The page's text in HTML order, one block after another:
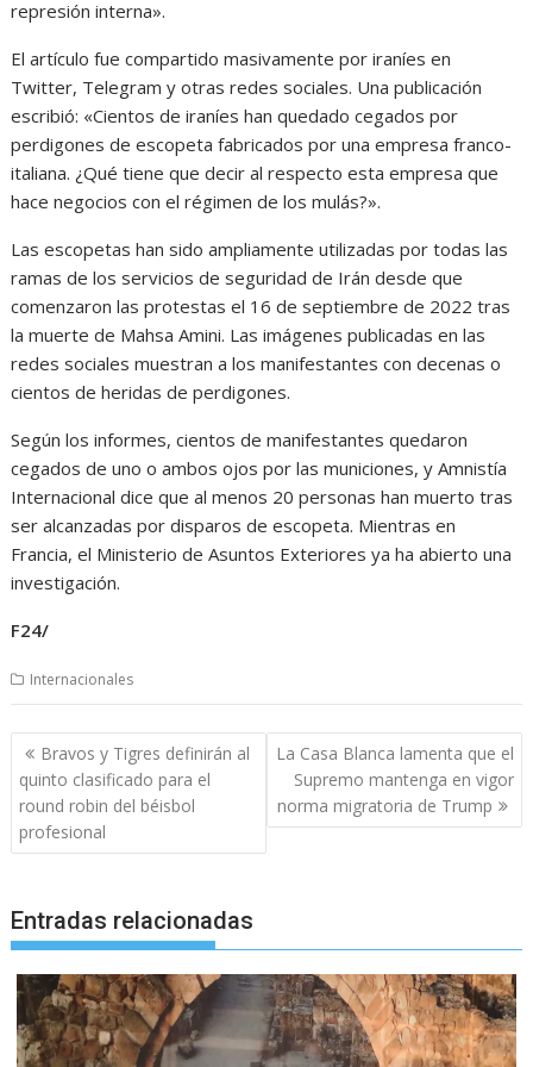
represión interna».
El artículo fue compartido masivamente por iraníes en
Twitter, Telegram y otras redes sociales. Una publicación
escribió: «Cientos de iraníes han quedado cegados por
perdigones de escopeta fabricados por una empresa franco-
italiana. ¿Qué tiene que decir al respecto esta empresa que
hace negocios con el régimen de los mulás?».
Las escopetas han sido ampliamente utilizadas por todas las
ramas de los servicios de seguridad de Irán desde que
comenzaron las protestas el 16 de septiembre de 2022 tras
la muerte de Mahsa Amini. Las imágenes publicadas en las
redes sociales muestran a los manifestantes con decenas o
cientos de heridas de perdigones.
Según los informes, cientos de manifestantes quedaron
cegados de uno o ambos ojos por las municiones, y Amnistía
Internacional dice que al menos 20 personas han muerto tras
ser alcanzadas por disparos de escopeta. Mientras en
Francia, el Ministerio de Asuntos Exteriores ya ha abierto una
investigación.
F24/
Internacionales
Navegación
de
entradas
Bravos y Tigres definirán al
quinto clasificado para el
round robin del béisbol
profesional
La Casa Blanca lamenta que el
Supremo mantenga en vigor
norma migratoria de Trump
Entradas relacionadas